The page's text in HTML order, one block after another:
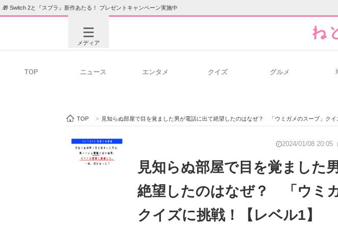
🎁 Switch 2と『スプラ』新作あたる！ プレゼントキャンペーン実施中
メディア
ビジネスと働き方のヒント
ITエンジニア向け専門サイト 企業向けIT製品の総合サイト IT製品の技
TOP ニュース エンタメ クイズ グルメ
TOP > 見知らぬ部屋で目を覚ました男が電話に出て絶望したのはなぜ？ 「ウミガメのスープ」クイ
2024/01/08 20:05
見知らぬ部屋で目を覚ました
絶望したのはなぜ？ 「ウミガ
クイズに挑戦！【レベル1】